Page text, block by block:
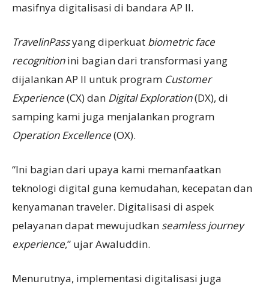
masifnya digitalisasi di bandara AP II.
TravelinPassyang diperkuat biometric face
recognitionini bagian dari transformasi yang
dijalankan AP II untuk program Customer
Experience(CX) dan Digital Exploration(DX), di
samping kami juga menjalankan program
Operation Excellence(OX).
“Ini bagian dari upaya kami memanfaatkan
teknologi digital guna kemudahan, kecepatan dan
kenyamanan traveler. Digitalisasi di aspek
pelayanan dapat mewujudkan seamless journey
experience,” ujar Awaluddin.
Menurutnya, implementasi digitalisasi juga